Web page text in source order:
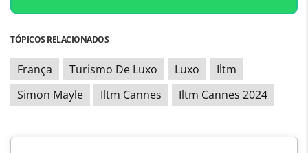
TÓPICOS RELACIONADOS
França Turismo De Luxo Luxo
Iltm
Simon Mayle
Iltm Cannes Iltm Cannes 2024